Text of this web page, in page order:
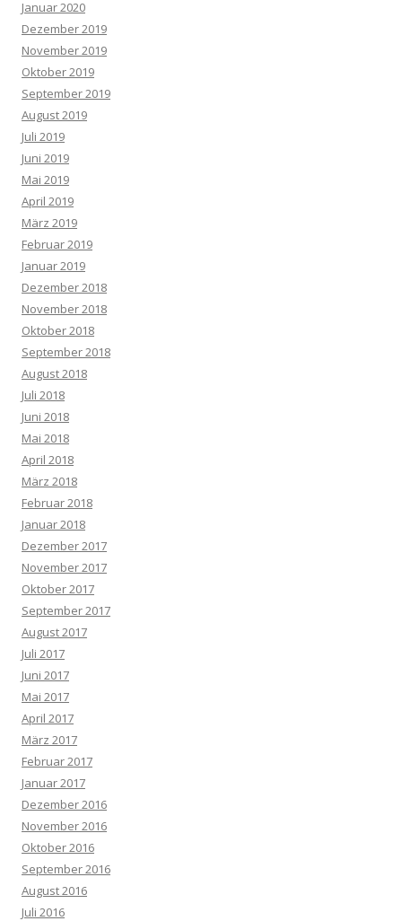
Januar 2020
Dezember 2019
November 2019
Oktober 2019
September 2019
August 2019
Juli 2019
Juni 2019
Mai 2019
April 2019
März 2019
Februar 2019
Januar 2019
Dezember 2018
November 2018
Oktober 2018
September 2018
August 2018
Juli 2018
Juni 2018
Mai 2018
April 2018
März 2018
Februar 2018
Januar 2018
Dezember 2017
November 2017
Oktober 2017
September 2017
August 2017
Juli 2017
Juni 2017
Mai 2017
April 2017
März 2017
Februar 2017
Januar 2017
Dezember 2016
November 2016
Oktober 2016
September 2016
August 2016
Juli 2016